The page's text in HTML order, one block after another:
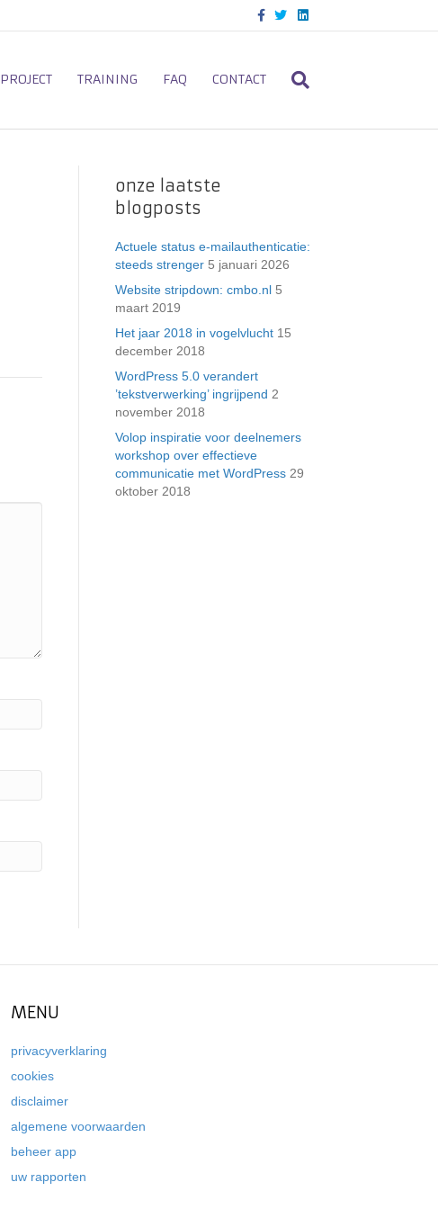
c
o
o
T
i
e
L
n
d
PROJECT TRAINING FAQ CONTACT
onze laatste
blogposts
Actuele status e-mailauthenticatie:
steeds strenger 5 januari 2026
Website stripdown: cmbo.nl 5
maart 2019
Het jaar 2018 in vogelvlucht 15
december 2018
WordPress 5.0 verandert
’tekstverwerking’ ingrijpend 2
november 2018
Volop inspiratie voor deelnemers
workshop over effectieve
communicatie met WordPress 29
oktober 2018
MENU
privacyverklaring
cookies
disclaimer
algemene voorwaarden
beheer app
uw rapporten